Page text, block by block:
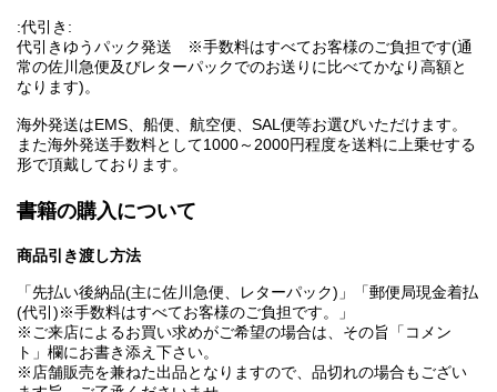
:代引き:
代引きゆうパック発送 ※手数料はすべてお客様のご負担です(通
常の佐川急便及びレターパックでのお送りに比べてかなり高額と
なります)。
海外発送はEMS、船便、航空便、SAL便等お選びいただけます。
また海外発送手数料として1000～2000円程度を送料に上乗せする
形で頂戴しております。
書籍の購入について
商品引き渡し方法
「先払い後納品(主に佐川急便、レターパック)」「郵便局現金着払
(代引)※手数料はすべてお客様のご負担です。」
※ご来店によるお買い求めがご希望の場合は、その旨「コメン
ト」欄にお書き添え下さい。
※店舗販売を兼ねた出品となりますので、品切れの場合もござい